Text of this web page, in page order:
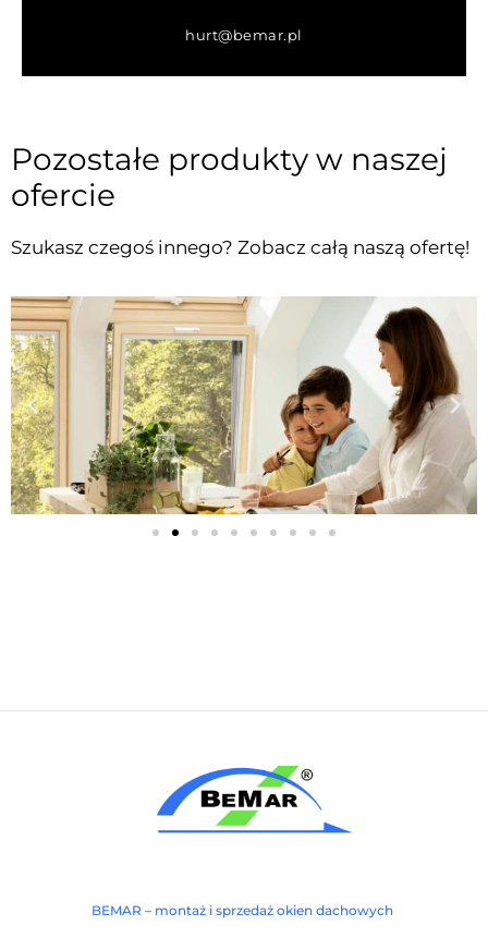
hurt@bemar.pl
Pozostałe produkty w naszej
ofercie
Szukasz czegoś innego? Zobacz całą naszą ofertę!
BEMAR – montaż i sprzedaż okien dachowych